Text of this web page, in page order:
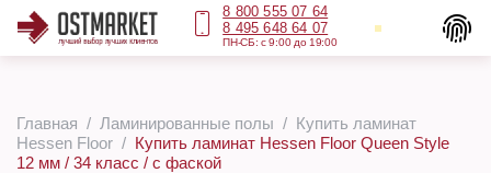
8 800 555 07 64
8 495 648 64 07
ПН-СБ: с 9:00 до 19:00
Главная Ламинированные полы
Купить ламинат
Hessen Floor
Купить ламинат Hessen Floor Queen Style
12 мм / 34 класс / с фаской